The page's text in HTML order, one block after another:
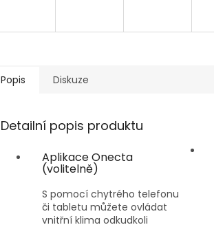
Popis Diskuze
Detailní popis produktu
Aplikace Onecta
(volitelně)
S pomocí chytrého telefonu
či tabletu můžete ovládat
vnitřní klima odkudkoli